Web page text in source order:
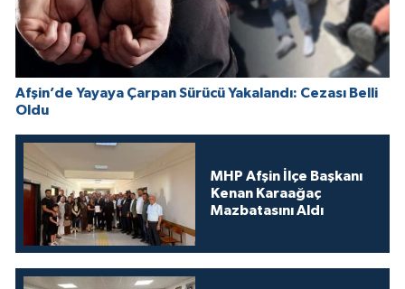
Afşin’de Yayaya Çarpan Sürücü Yakalandı: Cezası Belli
Oldu
MHP Afşin İlçe Başkanı
Kenan Karaağaç
Mazbatasını Aldı